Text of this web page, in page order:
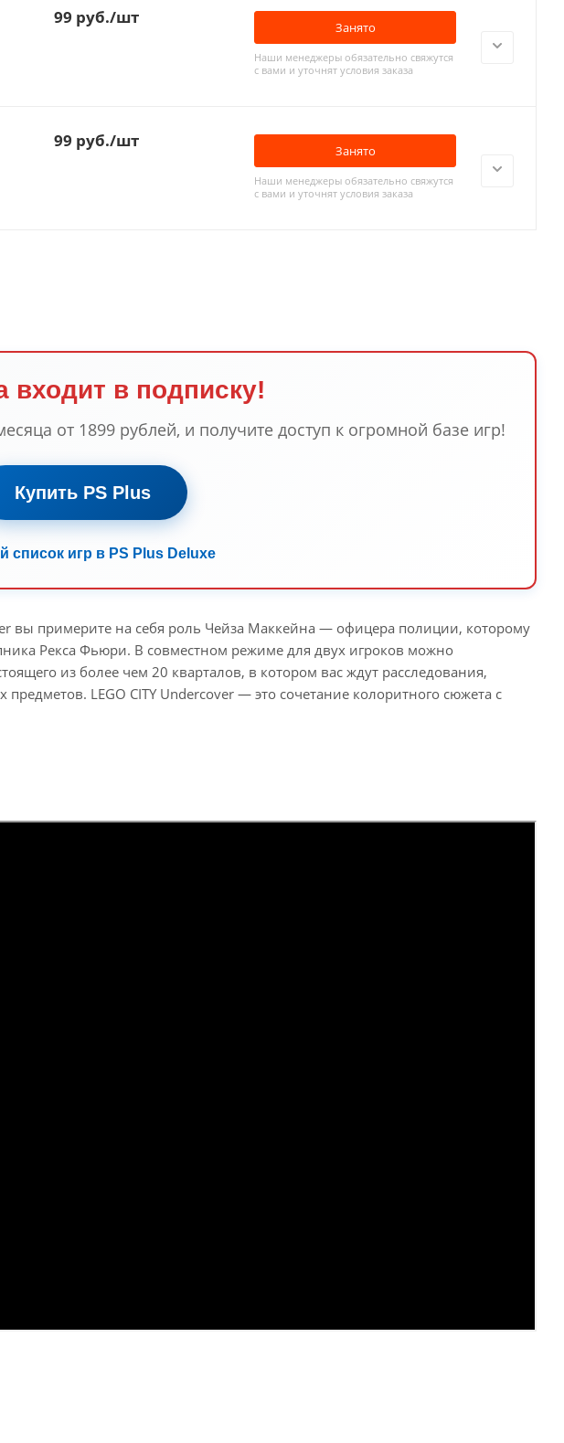
99 руб./шт Занято
Наши менеджеры обязательно свяжутся
с вами и уточнят условия заказа
99 руб./шт Занято
Наши менеджеры обязательно свяжутся
с вами и уточнят условия заказа
входит в подписку!
от 1899 рублей, и получите доступ к огромной базе игр!
Купить PS Plus
список игр в PS Plus Deluxe
вы примерите на себя роль Чейза Маккейна — офицера полиции, которому
Рекса Фьюри. В совместном режиме для двух игроков можно
из более чем 20 кварталов, в котором вас ждут расследования,
LEGO CITY Undercover — это сочетание колоритного сюжета с